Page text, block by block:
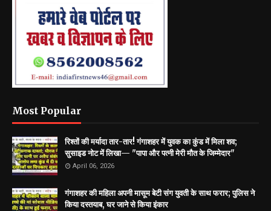
Most Popular
रिश्तों की मर्यादा तार-तार! गंगाशहर में युवक का कुंड में मिला शव;
सुसाइड नोट में लिखा— "पापा और पत्नी मेरी मौत के जिम्मेदार"
April 06, 2026
गंगाशहर की महिला अपनी मासूम बेटी संग युवती के साथ फरार; पुलिस ने
किया दस्तयाब, घर जाने से किया इंकार